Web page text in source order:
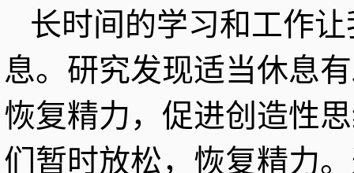
长时间的学习和工作
息。研究发现适当休息
恢复精力，促进创造性
们暂时放松，恢复精力